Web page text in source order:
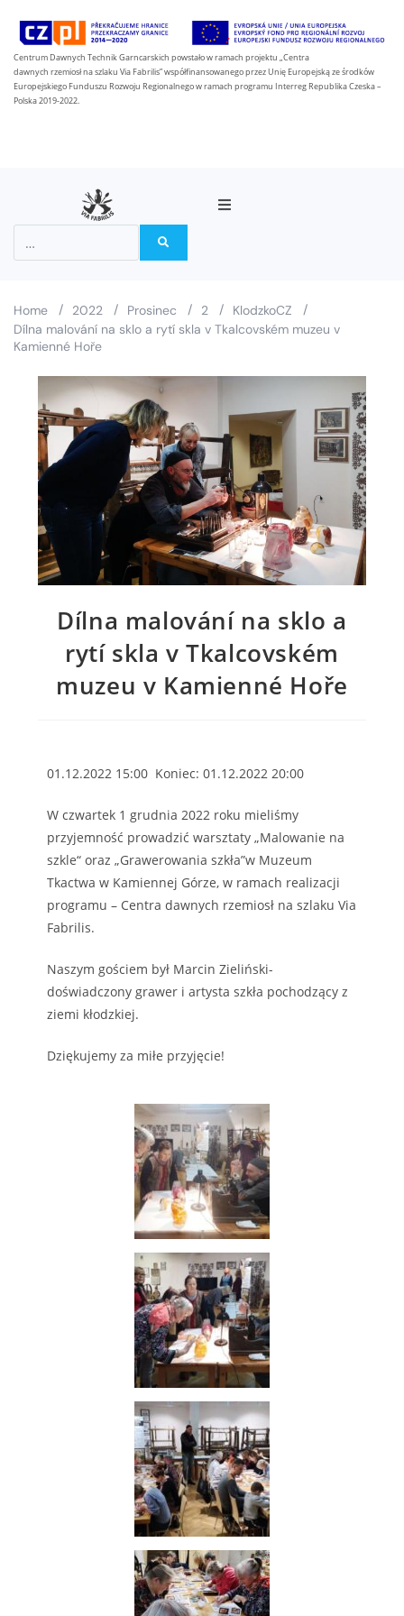
Centrum Dawnych Technik Garncarskich powstało w ramach projektu „Centra
dawnych rzemiosł na szlaku Via Fabrilis” współfinansowanego przez Unię Europejską ze środków
Europejskiego Funduszu Rozwoju Regionalnego w ramach programu Interreg Republika Czeska –
Polska 2019-2022.
Home / 2022 / Prosinec / 2 / KlodzkoCZ
/
Dílna malování na sklo a rytí skla v Tkalcovském muzeu v
Kamienné Hoře
Dílna malování na sklo a
rytí skla v Tkalcovském
muzeu v Kamienné Hoře
01.12.2022 15:00 Koniec: 01.12.2022 20:00
W czwartek 1 grudnia 2022 roku mieliśmy
przyjemność prowadzić warsztaty „Malowanie na
szkle“ oraz „Grawerowania szkła”w Muzeum
Tkactwa w Kamiennej Górze, w ramach realizacji
programu – Centra dawnych rzemiosł na szlaku Via
Fabrilis.
Naszym gościem był Marcin Zieliński-
doświadczony grawer i artysta szkła pochodzący z
ziemi kłodzkiej.
Dziękujemy za miłe przyjęcie!